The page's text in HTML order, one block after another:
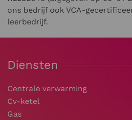
ons bedrijf ook VCA-
leerbedrijf.
Diensten
Centrale verwarming
Cv-ketel
Gas